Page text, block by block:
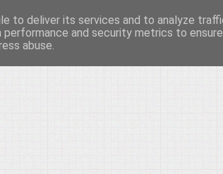
για τον πολιτισμό, σε κάθε του μορφή
to deliver its services and to analyze
performance and security metrics to
abuse.